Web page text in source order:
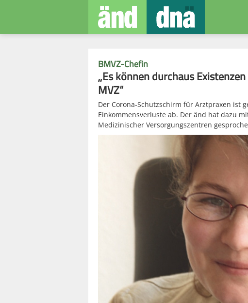
BMVZ-Chefin
„Es können durchaus
MVZ“
Der Corona-Schutzschirm für Arztpraxen ist
Einkommensverluste ab. Der änd hat dazu
Medizinischer Versorgungszentren